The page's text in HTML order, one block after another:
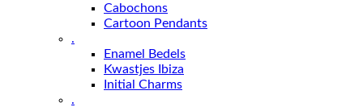
Cabochons
Cartoon Pendants
.
Enamel Bedels
Kwastjes Ibiza
Initial Charms
.